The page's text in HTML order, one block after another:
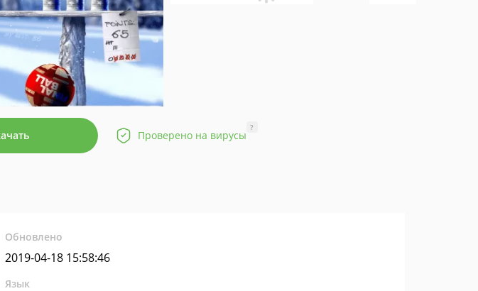
Проверено на вирусы
?
Обновлено
2019-04-18 15:58:46
Язык